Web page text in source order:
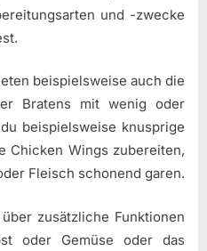
und -zwecke
beispielsweise auch die
Bratens mit wenig oder
beispielsweise knusprige
Chicken Wings zubereiten,
Fleisch schonend garen.
zusätzliche Funktionen
oder Gemüse oder das